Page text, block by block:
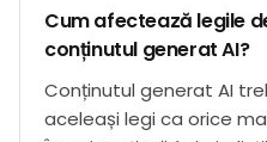
Cum afectează legile
conținutul generat AI?
Conținutul generat AI
aceleași legi ca orice